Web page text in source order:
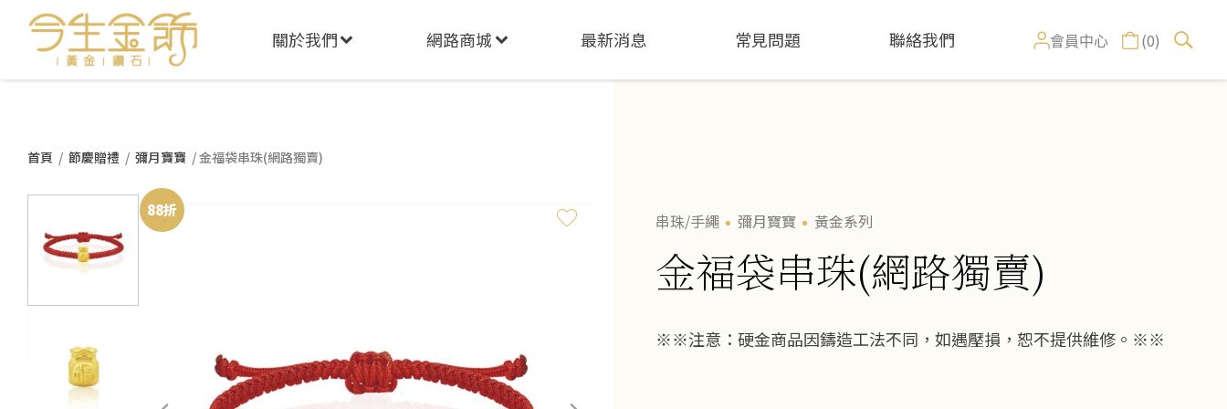
關於我們 網路商城 最新消息 常見問題 聯絡我們 會員中心 (0)
首頁 / 節慶贈禮 / 彌月寶寶 / 金福袋串珠(網路獨賣)
88折
串珠/手繩 彌月寶寶 黃金系列
金福袋串珠(網路獨賣)
※※注意：硬金商品因鑄造工法不同，如遇壓損，恕不提供維修。※※